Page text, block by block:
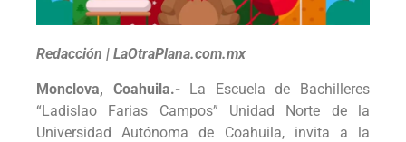
Redacción | LaOtraPlana.com.mx
Monclova, Coahuila.-La Escuela de Bachilleres
“Ladislao Farias Campos” Unidad Norte de la
Universidad Autónoma de Coahuila, invita a la